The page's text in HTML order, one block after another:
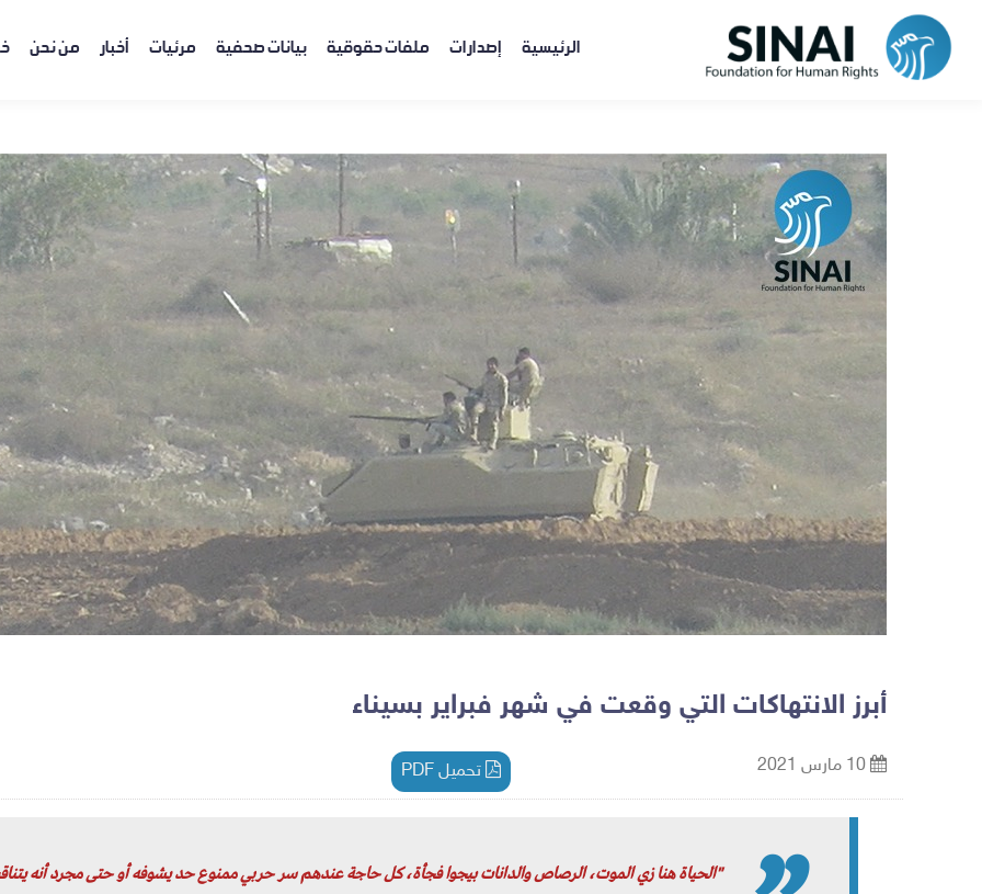
الرئيسية إصدارات ملفات حقوقية بيانات صحفية مرئيات أخبار من نحن
أبرز الانتهاكات التي وقعت في شهر فبراير بسيناء
تحميل PDF
"الحياة هنا زي الموت، الرصاص والدانات بيجوا فجأة، كل حاجة عندهم سر حربي ممنوع حد يشوفه أو حتى مجرد أنه